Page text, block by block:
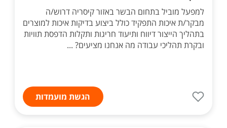
למפעל מוביל בתחום הבשר באזור קיסריה דרוש/ה
מבקר/ת איכות התפקיד כולל ביצוע בדיקות איכות למוצרים
בתהליך הייצור דיווח ותיעוד חריגות ותקלות הדפסת תוויות
ובקרת תהליכי עבודה מה אנחנו מציעים? ...
הגשת מועמדות